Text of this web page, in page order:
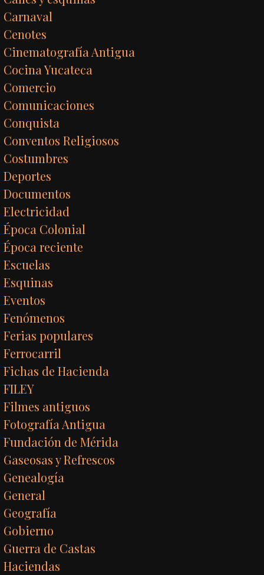
Carnaval
Cenotes
Cinematografía Antigua
Cocina Yucateca
Comercio
Comunicaciones
Conquista
Conventos Religiosos
Costumbres
Deportes
Documentos
Electricidad
Época Colonial
Época reciente
Escuelas
Esquinas
Eventos
Fenómenos
Ferias populares
Ferrocarril
Fichas de Hacienda
FILEY
Filmes antiguos
Fotografía Antigua
Fundación de Mérida
Gaseosas y Refrescos
Genealogía
General
Geografía
Gobierno
Guerra de Castas
Haciendas